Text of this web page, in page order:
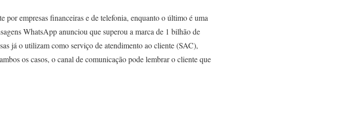
empresas financeiras e de telefonia, enquanto o último é uma
WhatsApp anunciou que superou a marca de 1 bilhão de
já o utilizam como serviço de atendimento ao cliente (SAC),
os casos, o canal de comunicação pode lembrar o cliente que